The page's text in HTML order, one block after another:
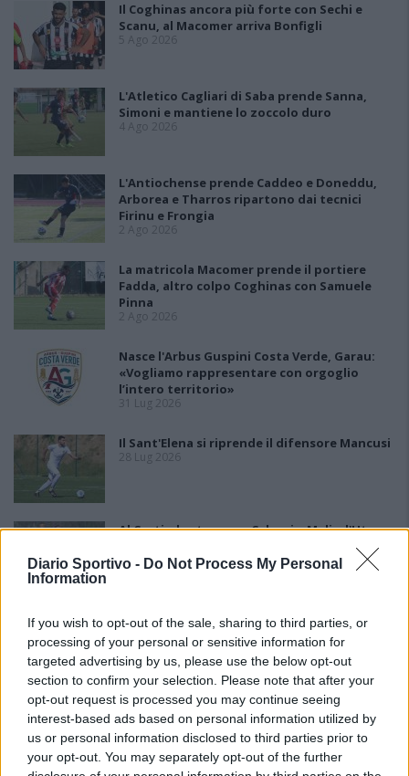
Diario Sportivo - Do Not Process My Personal
Information
If you wish to opt-out of the sale, sharing to third parties, or
processing of your personal or sensitive information for
targeted advertising by us, please use the below opt-out
section to confirm your selection. Please note that after your
opt-out request is processed you may continue seeing
interest-based ads based on personal information utilized by
us or personal information disclosed to third parties prior to
your opt-out. You may separately opt-out of the further
Il Coghinas ancora più forte con Sechi e
Scanu, al Macomer arriva Bonfigli
5 Ago 2026
L'Atletico Cagliari di Saba prende Sanna,
Simoni e mantiene lo zoccolo duro
4 Ago 2026
L'Antiochense prende Caddeo e Doneddu,
Arborea e Tharros ripartono dai tecnici
Firinu e Frongia
2 Ago 2026
La matricola Macomer prende il portiere
Fadda, altro colpo Coghinas con Samuele
Pinna
2 Ago 2026
Nasce l'Arbus Guspini Costa Verde, Garau:
«Vogliamo rappresentare con orgoglio
l’intero territorio»
31 Lug 2026
Il Sant'Elena si riprende il difensore Mancusi
28 Lug 2026
Al Castiadas tornano Caboni e Melis, l'Uta
25 Lug 2026